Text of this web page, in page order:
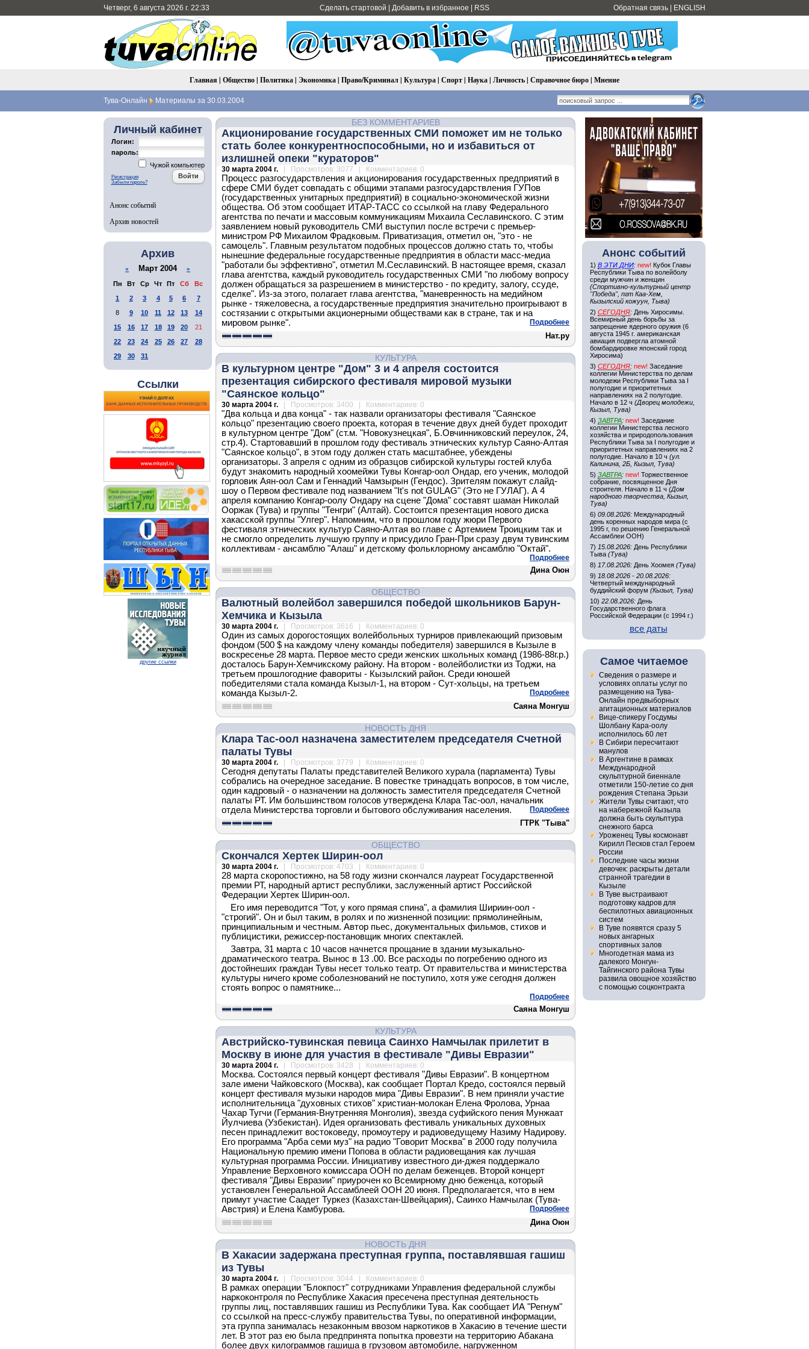
Четверг, 6 августа 2026 г. 22:33 Сделать стартовой Добавить в избранное RSS Обратная связь ENGLISH
Главная | Общество| Политика| Экономика| Право/Криминал| Культура| Спорт| Наука| Личность| Справочное бюро| Мнение
Тува-Онлайн Материалы за 30.03.2004
Личный кабинет
Логин:
пароль:
Чужой компьютер
Регистрация
Забыли пароль?
Анонс событий
Архив новостей
Архив
« Март 2004 »
Пн Вт Ср Чт Пт Сб
Вс
1
2 3 4 5 6
7
8
9 10 11 12 13
14
15
16 17 18 19 20
21
22
23 24 25 26 27
28
29
30 31
Ссылки
другие ссылки
БЕЗ КОММЕНТАРИЕВ
Акционирование государственных СМИ поможет им не только
стать более конкурентноспособными, но и избавиться от
излишней опеки "кураторов"
30 марта 2004 г. | Просмотров: 3077 | Комментариев: 0
Процесс разгосударствления и акционирования государственных предприятий в
сфере СМИ будет совпадать с общими этапами разгосударствления ГУПов
(государственных унитарных предприятий) в социально-экономической жизни
общества. Об этом сообщает ИТАР-ТАСС со ссылкой на главу Федерального
агентства по печати и массовым коммуникациям Михаила Сеславинского. С этим
заявлением новый руководитель СМИ выступил после встречи с премьер-
министром РФ Михаилом Фрадковым. Приватизация, отметил он, "это - не
самоцель". Главным результатом подобных процессов должно стать то, чтобы
нынешние федеральные государственные предприятия в области масс-медиа
"работали бы эффективно", отметил М.Сеславинский. В настоящее время, сказал
глава агентства, каждый руководитель государственных СМИ "по любому вопросу
должен обращаться за разрешением в министерство - по кредиту, залогу, ссуде,
сделке". Из-за этого, полагает глава агентства, "маневренность на медийном
рынке - тяжеловесна, а государственные предприятия значительно проигрывают в
состязании с открытыми акционерными обществами как в стране, так и на
мировом рынке".
Подробнее
Нат.ру
КУЛЬТУРА
В культурном центре "Дом" 3 и 4 апреля состоится
презентация сибирского фестиваля мировой музыки
"Саянское кольцо"
30 марта 2004 г. | Просмотров: 3400 | Комментариев: 0
"Два кольца и два конца" - так назвали организаторы фестиваля "Саянское
кольцо" презентацию своего проекта, которая в течение двух дней будет проходит
в культурном центре "Дом" (ст.м. "Новокузнецкая", Б.Овчинниковский переулок, 24,
стр.4). Стартовавший в прошлом году фестиваль этнических культур Саяно-Алтая
"Саянское кольцо", в этом году должен стать масштабнее, убеждены
организаторы. 3 апреля с одним из образцов сибирской культуры гостей клуба
будут знакомить народный хоомейжи Тувы Конгар-оол Ондар, его ученик, молодой
горловик Аян-оол Сам и Геннадий Чамзырын (Гендос). Зрителям покажут слайд-
шоу о Первом фестивале под названием "It's not GULAG" (Это не ГУЛАГ). А 4
апреля компанию Конгар-оолу Ондару на сцене "Дома" составят шаман Николай
Ооржак (Тува) и группы "Тенгри" (Алтай). Состоится презентация нового диска
хакасской группы "Улгер". Напомним, что в прошлом году жюри Первого
фестиваля этнических культур Саяно-Алтая во главе с Артемием Троицким так и
не смогло определить лучшую группу и присудило Гран-При сразу двум тувинским
коллективам - ансамблю "Алаш" и детскому фольклорному ансамблю "Октай".
Подробнее
Дина Оюн
ОБЩЕСТВО
Валютный волейбол завершился победой школьников Барун-
Хемчика и Кызыла
30 марта 2004 г. | Просмотров: 3616 | Комментариев: 0
Один из самых дорогостоящих волейбольных турниров привлекающий призовым
фондом (500 $ на каждому члену команды победителя) завершился в Кызыле в
воскресенье 28 марта. Первое место среди женских школьных команд (1986-88г.р.)
досталось Барун-Хемчикскому району. На втором - волейболистки из Тоджи, на
третьем прошлогодние фавориты - Кызылский район. Среди юношей
победителями стала команда Кызыл-1, на втором - Cут-хольцы, на третьем
команда Кызыл-2.
Подробнее
Саяна Монгуш
НОВОСТЬ ДНЯ
Клара Тас-оол назначена заместителем председателя Счетной
палаты Тувы
30 марта 2004 г. | Просмотров: 3779 | Комментариев: 0
Сегодня депутаты Палаты представителей Великого хурала (парламента) Тувы
собрались на очередное заседание. В повестке тринадцать вопросов, в том числе,
один кадровый - о назначении на должность заместителя председателя Счетной
палаты РТ. Им большинством голосов утверждена Клара Тас-оол, начальник
отдела Министерства торговли и бытового обслуживания населения.
Подробнее
ГТРК "Тыва"
ОБЩЕСТВО
Скончался Хертек Ширин-оол
30 марта 2004 г. | Просмотров: 4703 | Комментариев: 0
28 марта скоропостижно, на 58 году жизни скончался лауреат Государственной
премии РТ, народный артист республики, заслуженный артист Российской
Федерации Хертек Ширин-оол.
Его имя переводится "Тот, у кого прямая спина", а фамилия Шириин-оол -
"строгий". Он и был таким, в ролях и по жизненной позиции: прямолинейным,
принципиальным и честным. Автор пьес, документальных фильмов, стихов и
публицистики, режиссер-постановщик многих спектаклей.
Завтра, 31 марта с 10 часов начнется прощание в здании музыкально-
драматического театра. Вынос в 13 .00. Все расходы по погребению одного из
достойнеших граждан Тувы несет только театр. От правительства и министерства
культуры ничего кроме соболезнований не поступило, хотя уже сегодня должен
стоять вопрос о памятнике...
Подробнее
Саяна Монгуш
КУЛЬТУРА
Австрийско-тувинская певица Саинхо Намчылак прилетит в
Москву в июне для участия в фестивале "Дивы Евразии"
30 марта 2004 г. | Просмотров: 3428 | Комментариев: 0
Москва. Состоялся первый концерт фестиваля "Дивы Евразии". В концертном
зале имени Чайковского (Москва), как сообщает Портал Кредо, состоялся первый
концерт фестиваля музыки народов мира "Дивы Евразии". В нем приняли участие
исполнительница "духовных стихов" христиан-молокан Елена Фролова, Урнаа
Чахар Тугчи (Германия-Внутренняя Монголия), звезда суфийского пения Мунжаат
Йулчиева (Узбекистан). Идея организовать фестиваль уникальных духовных
песен принадлежит востоковеду, промоутеру и радиоведущему Назиму Надирову.
Его программа "Арба семи муз" на радио "Говорит Москва" в 2000 году получила
Национальную премию имени Попова в области радиовещания как лучшая
культурная программа России. Инициативу известного ди-джея поддержало
Управление Верховного комиссара ООН по делам беженцев. Второй концерт
фестиваля "Дивы Евразии" приурочен ко Всемирному дню беженца, который
установлен Генеральной Ассамблеей ООН 20 июня. Предполагается, что в нем
примут участие Саадет Туркез (Казахстан-Швейцария), Саинхо Намчылак (Тува-
Австрия) и Елена Камбурова.
Подробнее
Дина Оюн
НОВОСТЬ ДНЯ
В Хакасии задержана преступная группа, поставлявшая гашиш
из Тувы
30 марта 2004 г. | Просмотров: 3044 | Комментариев: 0
В рамках операции "Блокпост" сотрудниками Управления федеральной службы
наркоконтроля по Республике Хакасия пресечена преступная деятельность
группы лиц, поставлявших гашиш из Республики Тува. Как сообщает ИА "Регнум"
со ссылкой на пресс-службу правительства Тувы, по оперативной информации,
эта группа занималась незаконным ввозом наркотиков в Хакасию в течение шести
лет. В этот раз ею была предпринята попытка провезти на территорию Абакана
более двух килограммов гашиша в грузовом автомобиле, нагруженном
Анонс событий
1) В ЭТИ ДНИ: new! Кубок Главы
Республики Тыва по волейболу
среди мужчин и женщин
(Спортивно-культурный центр
"Победа", пгт Каа-Хем,
Кызылский кожуун, Тыва)
2) СЕГОДНЯ: День Хиросимы.
Всемирный день борьбы за
запрещение ядерного оружия (6
августа 1945 г. американская
авиация подвергла атомной
бомбардировке японский город
Хиросима)
3) СЕГОДНЯ: new! Заседание
коллегии Министерства по делам
молодежи Республики Тыва за I
полугодие и приоритетных
направлениях на 2 полугодие.
Начало в 12 ч (Дворец молодежи,
Кызыл, Тува)
4) ЗАВТРА: new! Заседание
коллегии Министерства лесного
хозяйства и природопользования
Республики Тыва за I полугодие и
приоритетных направлениях на 2
полугодие. Начало в 10 ч (ул.
Калинина, 2Б, Кызыл, Тува)
5) ЗАВТРА: new! Торжественное
собрание, посвященное Дня
строителя. Начало в 11 ч (Дом
народного творчества, Кызыл,
Тува)
6) 09.08.2026: Международный
день коренных народов мира (с
1995 г, по решению Генеральной
Ассамблеи ООН)
7) 15.08.2026: День Республики
Тыва (Тува)
8) 17.08.2026: День Хоомея (Тува)
9) 18.08.2026 - 20.08.2026:
Четвертый международный
буддийский форум (Кызыл, Тува)
10) 22.08.2026: День
Государственного флага
Российской Федерации (с 1994 г.)
все даты
Самое читаемое
Сведения о размере и
условиях оплаты услуг по
размещению на Тува-
Онлайн предвыборных
агитационных материалов
Вице-спикеру Госдумы
Шолбану Кара-оолу
исполнилось 60 лет
В Сибири пересчитают
манулов
В Аргентине в рамках
Международной
скульптурной биеннале
отметили 150-летие со дня
рождения Степана Эрьзи
Жители Тувы считают, что
на набережной Кызыла
должна быть скульптура
снежного барса
Уроженец Тувы космонавт
Кирилл Песков стал Героем
России
Последние часы жизни
девочек: раскрыты детали
странной трагедии в
Кызыле
В Туве выстраивают
подготовку кадров для
беспилотных авиационных
систем
В Туве появятся сразу 5
новых ангарных
спортивных залов
Многодетная мама из
далекого Монгун-
Тайгинского района Тувы
развила овощное хозяйство
с помощью соцконтракта